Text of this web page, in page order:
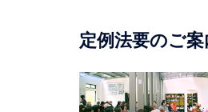
定例法要のご案